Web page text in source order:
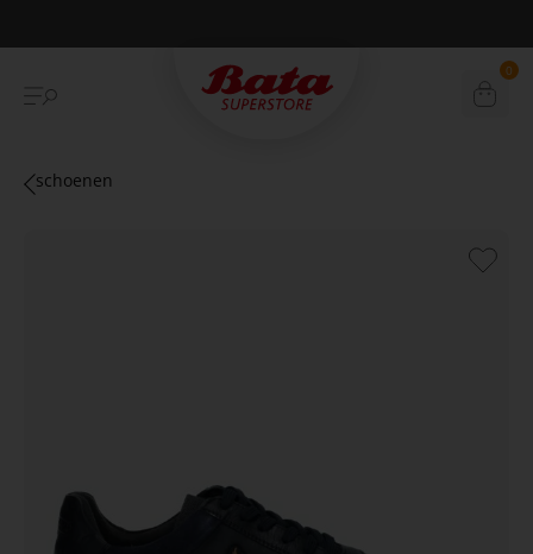
Betaal achteraf met Klarna 0
schoenen